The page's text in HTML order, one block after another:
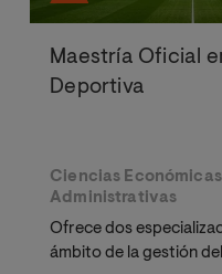
Maestría Oficial
Deportiva
Ciencias
Administrativas
Ofrece dos
ámbito de la gestión